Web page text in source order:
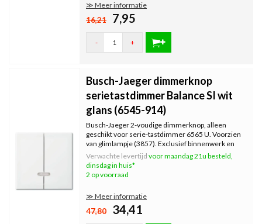
≫ Meer informatie
16,21 7,95
- +
Busch-Jaeger dimmerknop
serietastdimmer Balance SI wit
glans (6545-914)
Busch-Jaeger 2-voudige dimmerknop, alleen
geschikt voor serie-tastdimmer 6565 U. Voorzien
van glimlampje (3857). Exclusief binnenwerk en
afdekraam. Serie: Balance SI, kleur: wit glans.
Verwachte levertijd voor maandag 21u besteld,
dinsdag in huis*
2 op voorraad
≫ Meer informatie
47,80 34,41